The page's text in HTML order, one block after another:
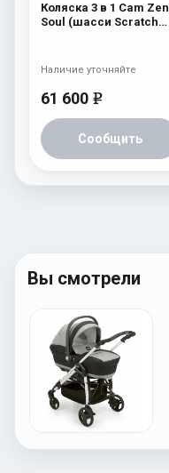
Коляска 3 в 1 Cam Zen
Soul (шасси Scratch
61 600 e
Сообщить
Наличие уточняйте
Вы смотрели